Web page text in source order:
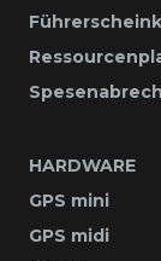
HARDWARE
GPS mini
GPS midi